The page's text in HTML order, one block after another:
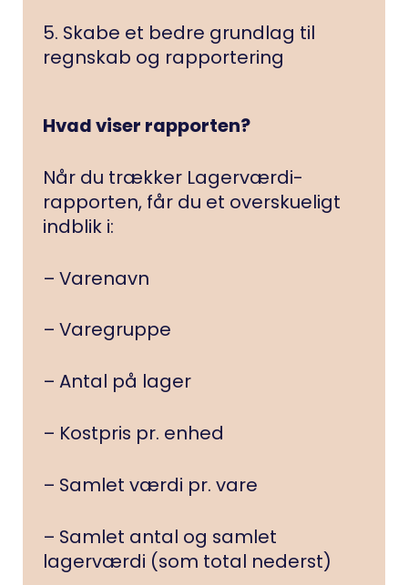
5. Skabe et bedre grundlag til
regnskab og rapportering
Hvad viser rapporten?
Når du trækker Lagerværdi-
rapporten, får du et overskueligt
indblik i:
– Varenavn
– Varegruppe
– Antal på lager
– Kostpris pr. enhed
– Samlet værdi pr. vare
– Samlet antal og samlet
lagerværdi (som total nederst)